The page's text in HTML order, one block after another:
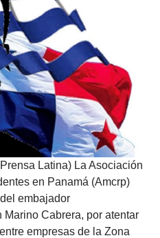
Latina) La Asociación
en Panamá (Amcrp)
embajador
Cabrera, por atentar
empresas de la Zona